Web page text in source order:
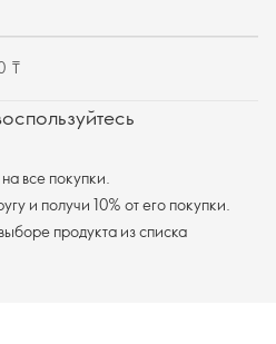
₸
все покупки.
и получи 10% от его покупки.
продукта из списка